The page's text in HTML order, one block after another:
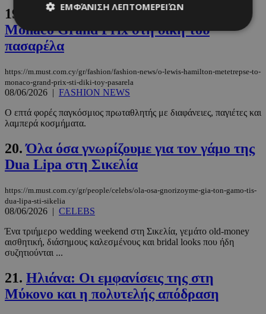
19.
Ο Lewis Hamilton μετέτρεψε το
Monaco Grand Prix στη δική του
πασαρέλα
https://m.must.com.cy/gr/fashion/fashion-news/o-lewis-hamilton-metetrepse-to-
monaco-grand-prix-sti-diki-toy-pasarela
08/06/2026 | FASHION NEWS
Ο επτά φορές παγκόσμιος πρωταθλητής με διαφάνειες, παγιέτες και
λαμπερά κοσμήματα.
20.Όλα όσα γνωρίζουμε για τον γάμο της
Dua Lipa στη Σικελία
https://m.must.com.cy/gr/people/celebs/ola-osa-gnorizoyme-gia-ton-gamo-tis-
dua-lipa-sti-sikelia
08/06/2026 | CELEBS
Ένα τριήμερο wedding weekend στη Σικελία, γεμάτο old-money
αισθητική, διάσημους καλεσμένους και bridal looks που ήδη
συζητιούνται ...
21. Ηλιάνα: Οι εμφανίσεις της στη
Μύκονο και η πολυτελής απόδραση
ΕΜΦΆΝΙΣΗ ΛΕΠΤΟΜΕΡΕΙΏΝ
Στόχευσης
Λειτουργικότητας
Μη ταξινομημένα
Τα απολύτως απαραίτητα cookies επιτρέπουν
βασικές λειτουργίες του ιστότοπου, όπως τη
σύνδεση χρήστη και τη διαχείριση λογαριασμού.
χωρίς τα απολύτως απαραίτητα cookies.
Ονοματεπώνυμο
PinToTopCookie www.must.com.cy 12 ώρες